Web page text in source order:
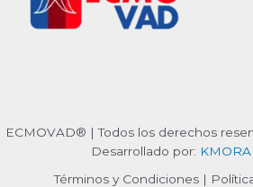
ECMOVAD® | Todos los derechos
Desarrollado por: KMORA
Términos y Condiciones |